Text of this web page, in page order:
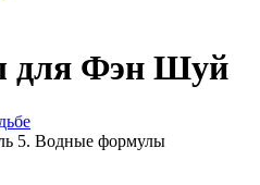
для Фэн Шуй